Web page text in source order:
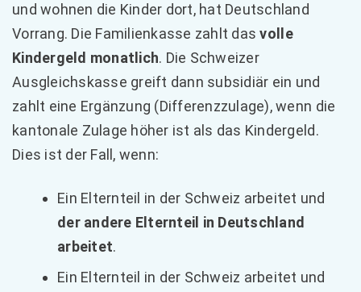
und wohnen die Kinder dort, hat Deutschland
Vorrang. Die Familienkasse zahlt dasvolle
Kindergeld monatlich. Die Schweizer
Ausgleichskasse greift dann subsidiär ein und
zahlt eine Ergänzung (Differenzzulage), wenn die
kantonale Zulage höher ist als das Kindergeld.
Dies ist der Fall, wenn:
Ein Elternteil in der Schweiz arbeitet und
der andere Elternteil in Deutschland
arbeitet.
Ein Elternteil in der Schweiz arbeitet und